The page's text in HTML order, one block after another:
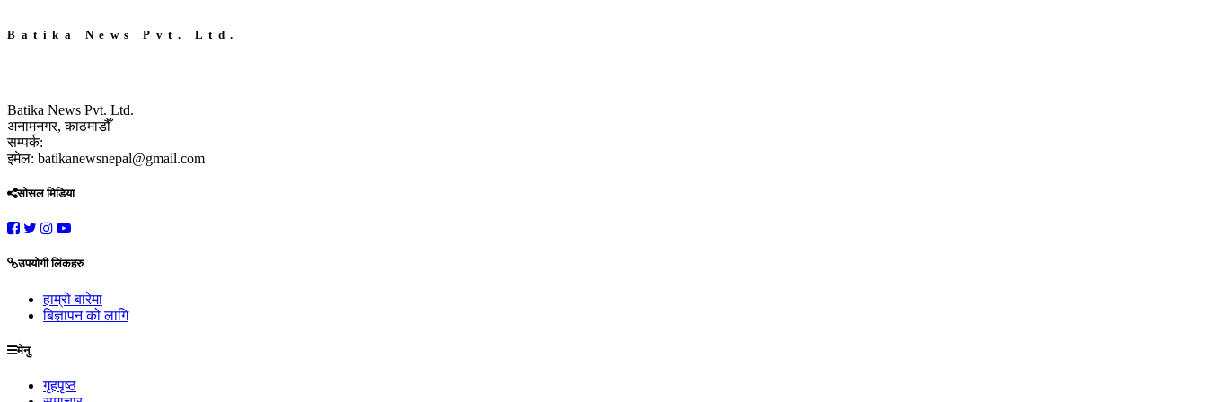
Batika News Pvt. Ltd.
Batika News Pvt. Ltd.
अनामनगर, काठमाडौँ
सम्पर्क:
इमेल: batikanewsnepal@gmail.com
सोसल मिडिया
उपयोगी लिंकहरु
हाम्रो बारेमा
बिज्ञापन को लागि
मेनु
गृहपृष्ठ